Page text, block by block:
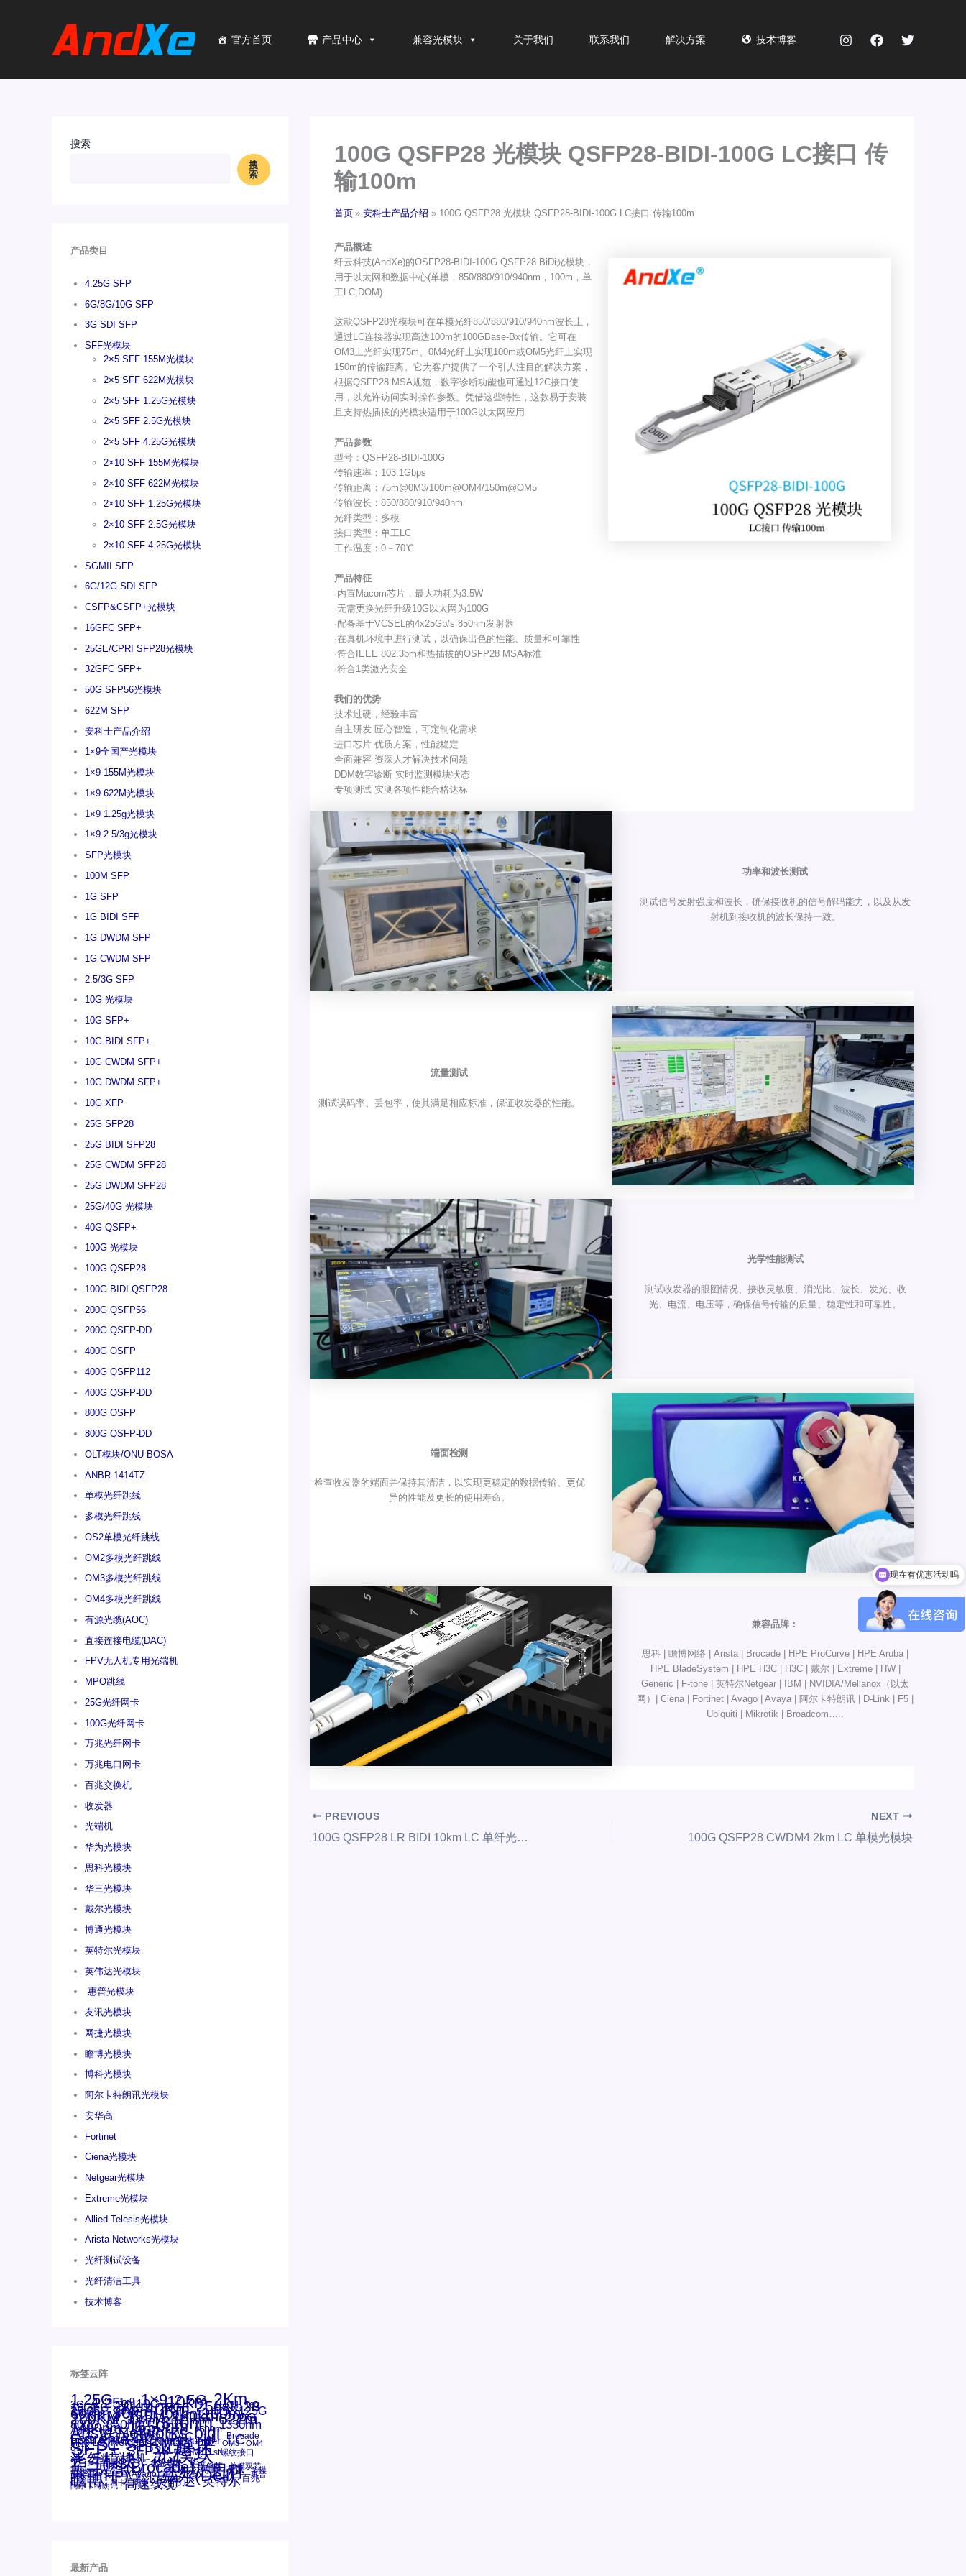
官方首页 产品中心 兼容光模块 关于我们 联系我们 解决方案 技术博客
搜索
搜
索
产品类目
4.25G SFP
6G/8G/10G SFP
3G SDI SFP
SFF光模块
2×5 SFF 155M光模块
2×5 SFF 622M光模块
2×5 SFF 1.25G光模块
2×5 SFF 2.5G光模块
2×5 SFF 4.25G光模块
2×10 SFF 155M光模块
2×10 SFF 622M光模块
2×10 SFF 1.25G光模块
2×10 SFF 2.5G光模块
2×10 SFF 4.25G光模块
SGMII SFP
6G/12G SDI SFP
CSFP&CSFP+光模块
16GFC SFP+
25GE/CPRI SFP28光模块
32GFC SFP+
50G SFP56光模块
622M SFP
安科士产品介绍
1×9全国产光模块
1×9 155M光模块
1×9 622M光模块
1×9 1.25g光模块
1×9 2.5/3g光模块
SFP光模块
100M SFP
1G SFP
1G BIDI SFP
1G DWDM SFP
1G CWDM SFP
2.5/3G SFP
10G 光模块
10G SFP+
10G BIDI SFP+
10G CWDM SFP+
10G DWDM SFP+
10G XFP
25G SFP28
25G BIDI SFP28
25G CWDM SFP28
25G DWDM SFP28
25G/40G 光模块
40G QSFP+
100G 光模块
100G QSFP28
100G BIDI QSFP28
200G QSFP56
200G QSFP-DD
400G OSFP
400G QSFP112
400G QSFP-DD
800G OSFP
800G QSFP-DD
OLT模块/ONU BOSA
ANBR-1414TZ
单模光纤跳线
多模光纤跳线
OS2单模光纤跳线
OM2多模光纤跳线
OM3多模光纤跳线
OM4多模光纤跳线
有源光缆(AOC)
直接连接电缆(DAC)
FPV无人机专用光端机
MPO跳线
25G光纤网卡
100G光纤网卡
万兆光纤网卡
万兆电口网卡
百兆交换机
收发器
光端机
华为光模块
思科光模块
华三光模块
戴尔光模块
博通光模块
英特尔光模块
英伟达光模块
惠普光模块
友讯光模块
网捷光模块
瞻博光模块
博科光模块
阿尔卡特朗讯光模块
安华高
Fortinet
Ciena光模块
Netgear光模块
Extreme光模块
Allied Telesis光模块
Arista Networks光模块
光纤测试设备
光纤清洁工具
技术博客
标签云阵
1.25G 1x9 1×9 2.5G 2Km
3G 4.25g 10G 10km 15KM 16G
16GFC 20km 25GE 25gsfp28
28.05G 30km 40Km 50m 53.125G
60km 80km 100km 100m
120KM 155M 160km 200G
200KM 300m 400m 550m 622m
800G 850nm 1310nm 1330nm
1490nm 1550nm 2500m
ANBR-1414TZ AOC Arista
Arista Networks bidi Brocade
Cisco CSFP光模块 DAC Dell
Extreme FC Intel Juniper LC
MPO-LC Netgear NVIDIA OM2 OM3 OM4
qsfp SC SFF光模块
SFP+ SFP28 SGMII st螺纹接口
xfp 万兆 交换机 光模块
光纤模块 千兆光模块 华三
华三(H3C) 华为 单模单芯 单模双芯
博科 博科(Brocade) 博通 友讯 多模
安华高 安华高(Avago) 工业级 思科 惠普
惠普(HP) 戴尔 戴尔(Dell) 百兆
瞻博 网卡 网捷 英伟达 英特尔
阿尔卡特朗讯 高速线缆
最新产品
100G QSFP28 光模块 QSFP28-BIDI-100G LC接口 传
输100m
首页 安科士产品介绍 100G QSFP28 光模块 QSFP28-BIDI-100G LC接口 传输100m
产品概述
纤云科技(AndXe)的OSFP28-BIDI-100G QSFP28 BiDi光模块，
用于以太网和数据中心(单模，850/880/910/940nm，100m，单
工LC,DOM)
这款QSFP28光模块可在单模光纤850/880/910/940nm波长上，
通过LC连接器实现高达100m的100GBase-Bx传输。它可在
OM3上光纤实现75m、0M4光纤上实现100m或OM5光纤上实现
150m的传输距离。它为客户提供了一个引人注目的解决方案，
根据QSFP28 MSA规范，数字诊断功能也可通过12C接口使
用，以允许访问实时操作参数。凭借这些特性，这款易于安装
且支持热插拔的光模块适用于100G以太网应用
产品参数
型号：QSFP28-BIDI-100G
传输速率：103.1Gbps
传输距离：75m@0M3/100m@OM4/150m@OM5
传输波长：850/880/910/940nm
光纤类型：多模
接口类型：单工LC
工作温度：0－70℃
产品特征
·内置Macom芯片，最大功耗为3.5W
·无需更换光纤升级10G以太网为100G
·配备基于VCSEL的4x25Gb/s 850nm发射器
·在真机环境中进行测试，以确保出色的性能、质量和可靠性
·符合IEEE 802.3bm和热插拔的OSFP28 MSA标准
·符合1类激光安全
我们的优势
技术过硬，经验丰富
自主研发 匠心智造，可定制化需求
进口芯片 优质方案，性能稳定
全面兼容 资深人才解决技术问题
DDM数字诊断 实时监测模块状态
专项测试 实测各项性能合格达标
功率和波长测试
测试信号发射强度和波长，确保接收机的信号解码能力，以及从发
射机到接收机的波长保持一致。
流量测试
测试误码率、丢包率，使其满足相应标准，保证收发器的性能。
光学性能测试
测试收发器的眼图情况、接收灵敏度、消光比、波长、发光、收
光、电流、电压等，确保信号传输的质量、稳定性和可靠性。
端面检测
检查收发器的端面并保持其清洁，以实现更稳定的数据传输、更优
异的性能及更长的使用寿命。
兼容品牌：
思科 | 瞻博网络 | Arista | Brocade | HPE ProCurve | HPE Aruba |
HPE BladeSystem | HPE H3C | H3C | 戴尔 | Extreme | HW |
Generic | F-tone | 英特尔Netgear | IBM | NVIDIA/Mellanox（以太
网）| Ciena | Fortinet | Avago | Avaya | 阿尔卡特朗讯 | D-Link | F5 |
Ubiquiti | Mikrotik | Broadcom…..
PREVIOUS
100G QSFP28 LR BIDI 10km LC 单纤光模块
NEXT
100G QSFP28 CWDM4 2km LC 单模光模块
可以介绍下你们的产品么
现在有优惠活动吗